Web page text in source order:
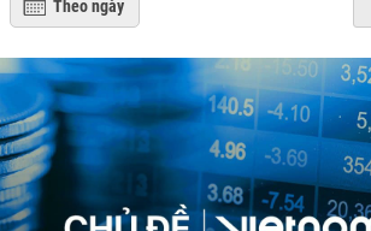
Theo ngày